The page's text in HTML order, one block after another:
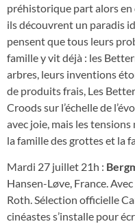
préhistorique part alors en
ils découvrent un paradis
pensent que tous leurs
famille y vit déjà : les
arbres, leurs inventions
de produits frais, Les
Croods sur l’échelle de
avec joie, mais les
la famille des grottes et la
Mardi 27 juillet 21h :
Hansen-Løve, France.
Roth. Sélection officielle
cinéastes s’installe pour